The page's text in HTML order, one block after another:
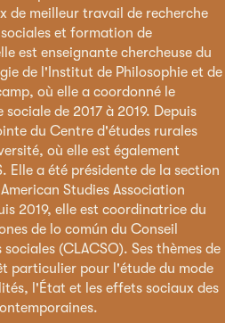
de meilleur travail de recherche
et formation de
est enseignante chercheuse du
de l'Institut de Philosophie et de
où elle a coordonné le
de 2017 à 2019. Depuis
du Centre d'études rurales
où elle est également
Elle a été présidente de la section
Studies Association
2019, elle est coordinatrice du
de lo común du Conseil
(CLACSO). Ses thèmes de
particulier pour l'étude du mode
l'État et les effets sociaux des